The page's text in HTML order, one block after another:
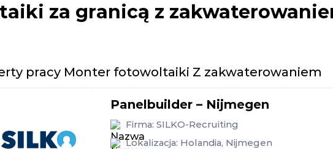
za granicą z
pracy Monter fotowoltaiki Z zakwaterowaniem
Panelbuilder – Nijmegen
Firma: SILKO-Recruiting
Lokalizacja: Holandia, Nijmegen